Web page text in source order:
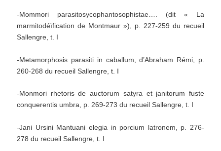
-Mommori parasitosycophantosophistae…. (dit « La
marmitodéïfication de Montmaur »), p. 227-259 du recueil
Sallengre, t. I
-Metamorphosis parasiti in caballum, d’Abraham Rémi, p.
260-268 du recueil Sallengre, t. I
-Monmori rhetoris de auctorum satyra et janitorum fuste
conquerentis umbra, p. 269-273 du recueil Sallengre, t. I
-Jani Ursini Mantuani elegia in porcium latronem, p. 276-
278 du recueil Sallengre, t. I